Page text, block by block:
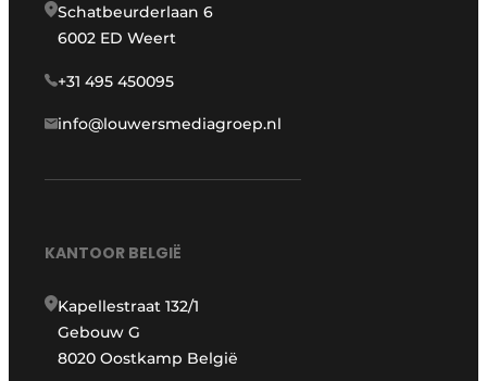
Schatbeurderlaan 6
6002 ED Weert
+31 495 450095
info@louwersmediagroep.nl
KANTOOR BELGIË
Kapellestraat 132/1
Gebouw G
8020 Oostkamp België